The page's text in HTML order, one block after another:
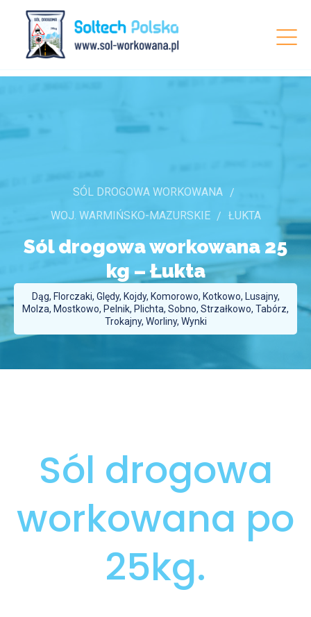
SÓL DROGOWA WORKOWANA
WOJ. WARMIŃSKO-MAZURSKIE
ŁUKTA
Sól drogowa workowana 25
kg –Łukta
Dąg, Florczaki, Ględy, Kojdy, Komorowo, Kotkowo, Lusajny,
Molza, Mostkowo, Pelnik, Plichta, Sobno, Strzałkowo, Tabórz,
Trokajny, Worliny, Wynki
Sól drogowa
workowana po
25kg.